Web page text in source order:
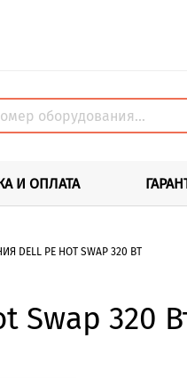
И ОПЛАТА
DELL PE HOT SWAP 320 ВТ
Swap 320